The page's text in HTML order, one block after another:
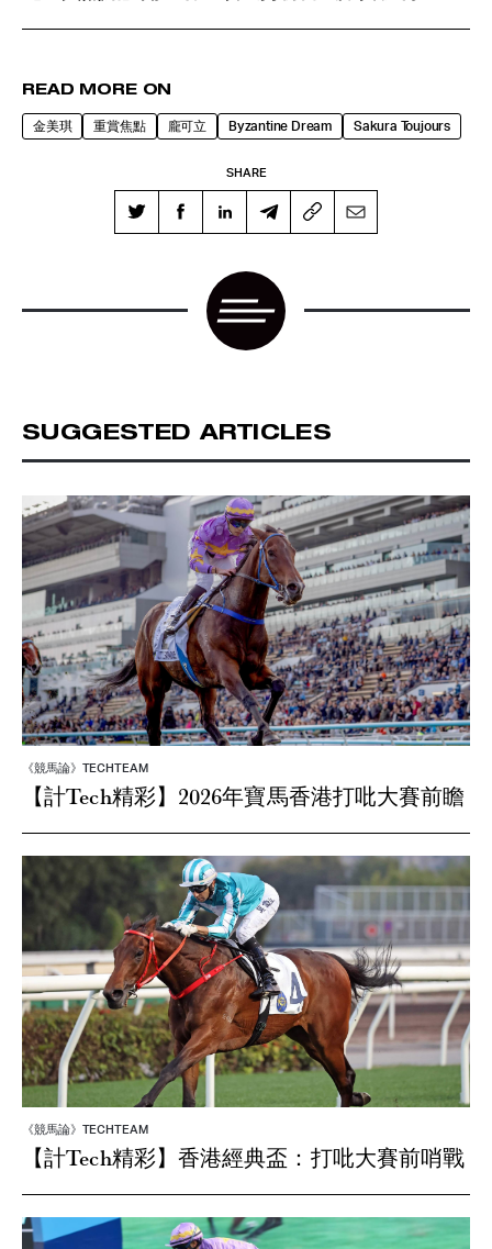
READ MORE ON
金美琪 重賞焦點 龐可立 Byzantine Dream Sakura Toujours
SHARE
SUGGESTED ARTICLES
《競馬論》TECHTEAM
【計Tech精彩】2026年寶馬香港打吡大賽前瞻
《競馬論》TECHTEAM
【計Tech精彩】香港經典盃：打吡大賽前哨戰